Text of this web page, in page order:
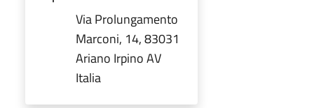
Via Prolungamento
Marconi, 14, 83031
Ariano Irpino AV
Italia